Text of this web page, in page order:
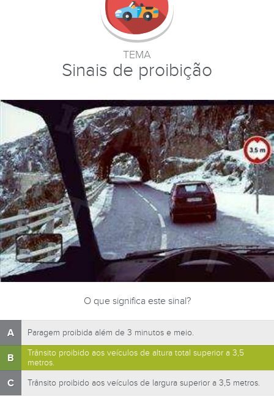
TEMA
Sinais de proibição
O que significa este sinal?
A Paragem proibida além de 3 minutos e meio.
B
Trânsito proibido aos veículos de altura total superior a 3,5
metros.
C Trânsito proibido aos veículos de largura superior a 3,5 metros.